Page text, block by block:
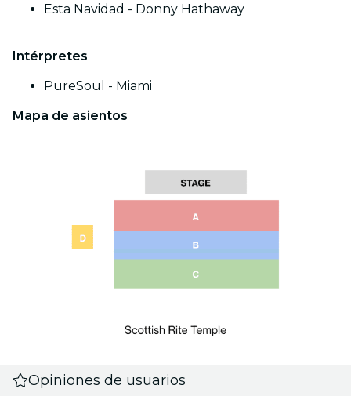
Esta Navidad - Donny Hathaway
Intérpretes
PureSoul - Miami
Mapa de asientos
Opiniones de usuarios